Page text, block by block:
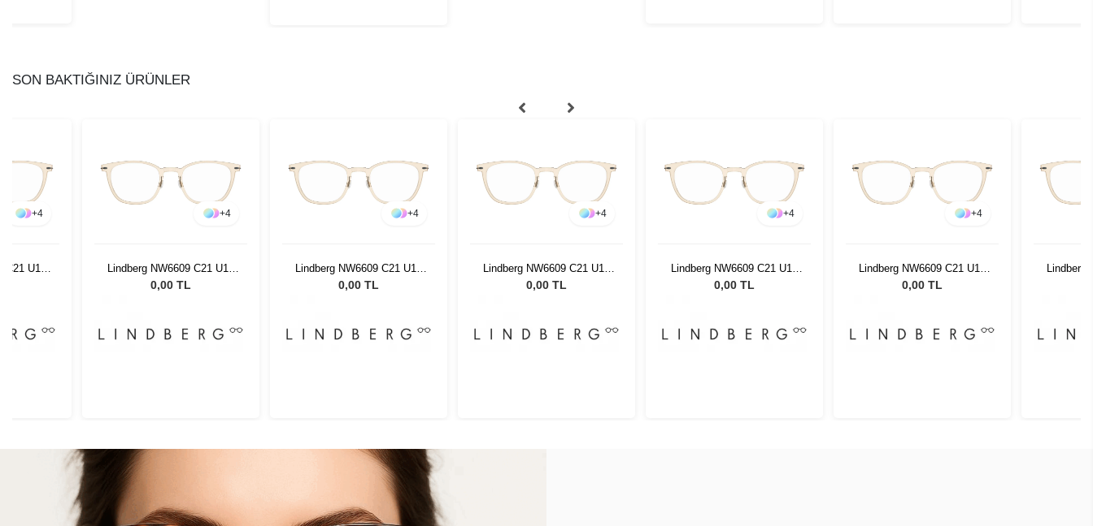
SON BAKTIĞINIZ ÜRÜNLER
+4
U16
+4
Lindberg NW6609 C21 U16
47 150
0,00 TL
+4
Lindberg NW6609 C21 U16
47 150
0,00 TL
+4
Lindberg NW6609 C21 U16
47 150
0,00 TL
+4
Lindberg NW6609 C21 U16
47 150
0,00 TL
+4
Lindberg NW6609 C21 U16
47 150
0,00 TL
Lindberg